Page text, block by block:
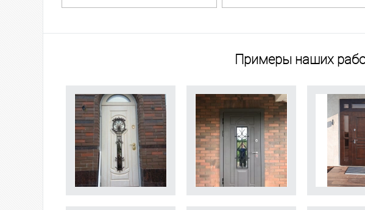
Примеры наших